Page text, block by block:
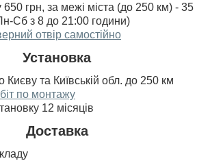
650 грн, за межі міста (до 250 км) - 35
Сб з 8 до 21:00 години)
отвір самостійно
Установка
Києву та Київській обл. до 250 км
по монтажу
12 місяців
Доставка